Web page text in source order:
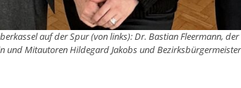
auf der Spur (von links): Dr. Bastian Fleermann,
und Mitautoren Hildegard Jakobs und